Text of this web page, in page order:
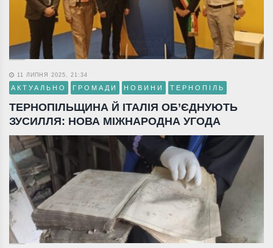
11 ЛИПНЯ 2025, 21:34
АКТУАЛЬНО ГРОМАДИ НОВИНИ ТЕРНОПІЛЬ
ТЕРНОПІЛЬЩИНА Й ІТАЛІЯ ОБ’ЄДНУЮТЬ
ЗУСИЛЛЯ: НОВА МІЖНАРОДНА УГОДА